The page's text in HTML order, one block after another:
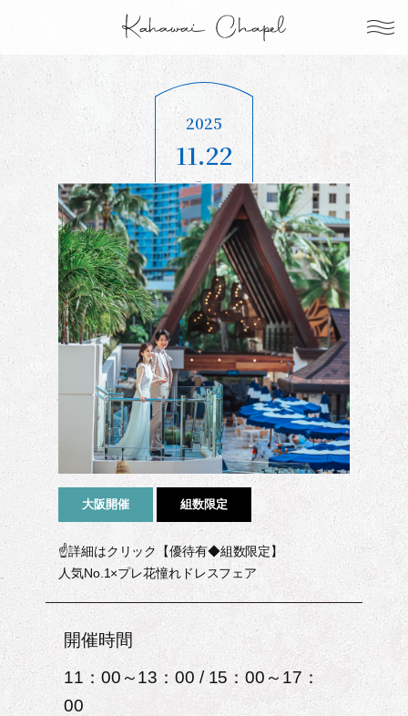
2025
11.22
Sat
大阪開催 組数限定
☝詳細はクリック【優待有◆組数限定】
人気No.1×プレ花憧れドレスフェア
開催時間
11：00～13：00 / 15：00～17：
00